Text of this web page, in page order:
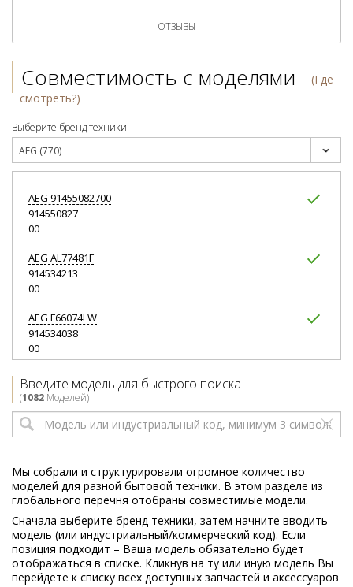
ОТЗЫВЫ
Совместимость с моделями
(Где
смотреть?)
Выберите бренд техники
AEG (770)
AEG 91455082700
914550827
00
AEG AL77481F
914534213
00
AEG F66074LW
914534038
00
914534123
AEGKRW7200
01
AEGKRW7201
00
AEGL16850A4
914604803
Введите модель для быстрого поиска
(1082 Моделей)
Мы собрали и структурировали огромное количество
моделей для разной бытовой техники. В этом разделе из
глобального перечня отобраны совместимые модели.
Сначала выберите бренд техники, затем начните вводить
модель (или индустриальный/коммерческий код). Если
позиция подходит – Ваша модель обязательно будет
отображаться в списке. Кликнув на ту или иную модель Вы
перейдете к списку всех доступных запчастей и аксессуаров